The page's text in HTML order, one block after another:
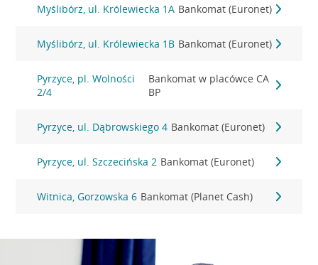
Myślibórz, ul. Królewiecka 1A Bankomat (Euronet)
Myślibórz, ul. Królewiecka 1B Bankomat (Euronet)
Pyrzyce, pl. Wolności
2/4
Bankomat w placówce CA
BP
Pyrzyce, ul. Dąbrowskiego 4 Bankomat (Euronet)
Pyrzyce, ul. Szczecińska 2 Bankomat (Euronet)
Witnica, Gorzowska 6 Bankomat (Planet Cash)